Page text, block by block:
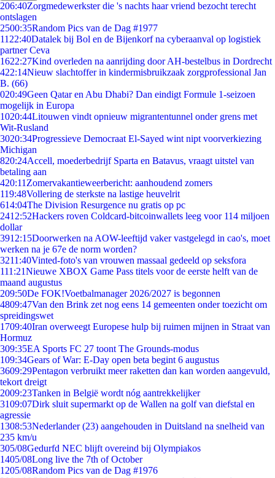
206:40Zorgmedewerkster die 's nachts haar vriend bezocht terecht
ontslagen
2500:35Random Pics van de Dag #1977
11 22:40Datalek bij Bol en de Bijenkorf na cyberaanval op logistiek
partner Ceva
1622:27Kind overleden na aanrijding door AH-bestelbus in Dordrecht
422:14Nieuw slachtoffer in kindermisbruikzaak zorgprofessional Jan
B. (66)
020:49Geen Qatar en Abu Dhabi? Dan eindigt Formule 1-seizoen
mogelijk in Europa
1020:44Litouwen vindt opnieuw migrantentunnel onder grens met
Wit-Rusland
3020:34Progressieve Democraat El-Sayed wint nipt voorverkiezing
Michigan
820:24Accell, moederbedrijf Sparta en Batavus, vraagt uitstel van
betaling aan
420:11 Zomervakantieweerbericht: aanhoudend zomers
119:48Vollering de sterkste na lastige heuvelrit
614:04The Division Resurgence nu gratis op pc
2412:52Hackers roven Coldcard-bitcoinwallets leeg voor 114 miljoen
dollar
3912:15Doorwerken na AOW-leeftijd vaker vastgelegd in cao's, moet
werken na je 67e de norm worden?
3211:40Vinted-foto's van vrouwen massaal gedeeld op seksfora
111:21Nieuwe XBOX Game Pass titels voor de eerste helft van de
maand augustus
209:50De FOK!Voetbalmanager 2026/2027 is begonnen
4809:47Van den Brink zet nog eens 14 gemeenten onder toezicht om
spreidingswet
1709:40Iran overweegt Europese hulp bij ruimen mijnen in Straat van
Hormuz
309:35EA Sports FC 27 toont The Grounds-modus
109:34Gears of War: E-Day open beta begint 6 augustus
3609:29Pentagon verbruikt meer raketten dan kan worden aangevuld,
tekort dreigt
2009:23Tanken in België wordt nóg aantrekkelijker
3109:07Dirk sluit supermarkt op de Wallen na golf van diefstal en
agressie
1308:53Nederlander (23) aangehouden in Duitsland na snelheid van
235 km/u
305/08Gedurfd NEC blijft overeind bij Olympiakos
1405/08Long live the 7th of October
1205/08Random Pics van de Dag #1976